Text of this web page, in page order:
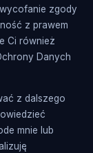
zgody
z prawem
Ci również
Danych
z dalszego
mnie lub